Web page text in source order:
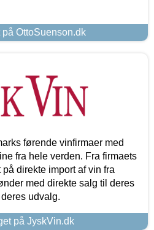
OttoSuenson.dk
førende vinfirmaer med
fra hele verden. Fra firmaets
direkte import af vin fra
med direkte salg til deres
udvalg.
på JyskVin.dk